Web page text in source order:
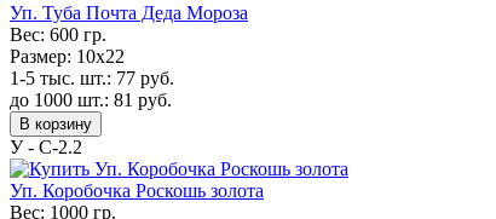
Уп. Туба Почта Деда Мороза
Вес: 600 гр.
Размер: 10x22
1-5 тыс. шт.: 77 руб.
до 1000 шт.: 81 руб.
В корзину
У - С-2.2
Уп. Коробочка Роскошь золота
Вес: 1000 гр.